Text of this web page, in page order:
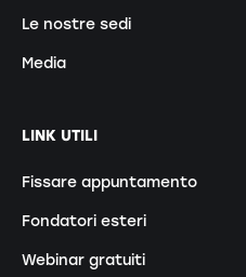
Le nostre sedi
Media
LINK UTILI
Fissare appuntamento
Fondatori esteri
Webinar gratuiti